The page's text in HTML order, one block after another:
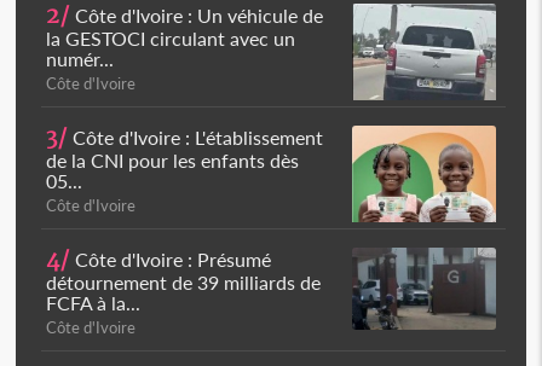
2/ Côte d'Ivoire : Un véhicule de
la GESTOCI circulant avec un
numér...
Côte d'Ivoire
3/ Côte d'Ivoire : L'établissement
de la CNI pour les enfants dès
05...
Côte d'Ivoire
4/ Côte d'Ivoire : Présumé
détournement de 39 milliards de
FCFA à la...
Côte d'Ivoire